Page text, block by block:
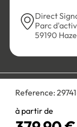
Reference:
à partir de
Direct
Parc
59190
Personnaliser